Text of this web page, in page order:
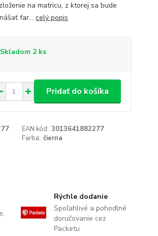
na matricu, z ktorej sa bude
far... celý popis
Skladom 2 ks
Pridať do košíka
EAN kód: 3013641882277
Farba: čierna
Rýchle dodanie
Spoľahlivé a pohodlné
doručovanie cez
Packetu